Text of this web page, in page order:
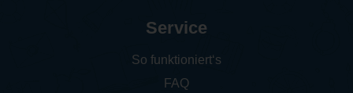
Service
So funktioniert‘s
FAQ